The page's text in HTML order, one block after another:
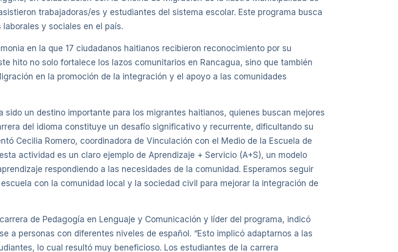
trabajadoras/es y estudiantes del sistema escolar. Este programa busca
y sociales en el país.
en la que 17 ciudadanos haitianos recibieron reconocimiento por su
hito no solo fortalece los lazos comunitarios en Rancagua, sino que también
en la promoción de la integración y el apoyo a las comunidades
sido un destino importante para los migrantes haitianos, quienes buscan mejores
del idioma constituye un desafío significativo y recurrente, dificultando su
Cecilia Romero, coordinadora de Vinculación con el Medio de la Escuela de
actividad es un claro ejemplo de Aprendizaje + Servicio (A+S), un modelo
respondiendo a las necesidades de la comunidad. Esperamos seguir
con la comunidad local y la sociedad civil para mejorar la integración de
de Pedagogía en Lenguaje y Comunicación y líder del programa, indicó
a personas con diferentes niveles de español. “Esto implicó adaptarnos a las
lo cual resultó muy beneficioso. Los estudiantes de la carrera